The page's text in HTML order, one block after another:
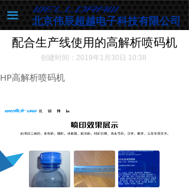
끀
首页
样品展示
关于我们
北京伟辰超越电子科技有限公司
配合生产线使用的高解析喷码机
创建时间： 2019年1月30日 10:38
HP高解析喷码机